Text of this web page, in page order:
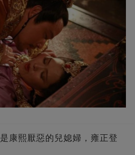
康熙厭惡的兒媳婦，雍正登